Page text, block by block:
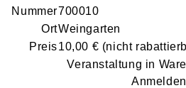
Nummer700010
OrtWeingarten
Preis10,00 € (nicht
Veranstaltung in
Anmelden